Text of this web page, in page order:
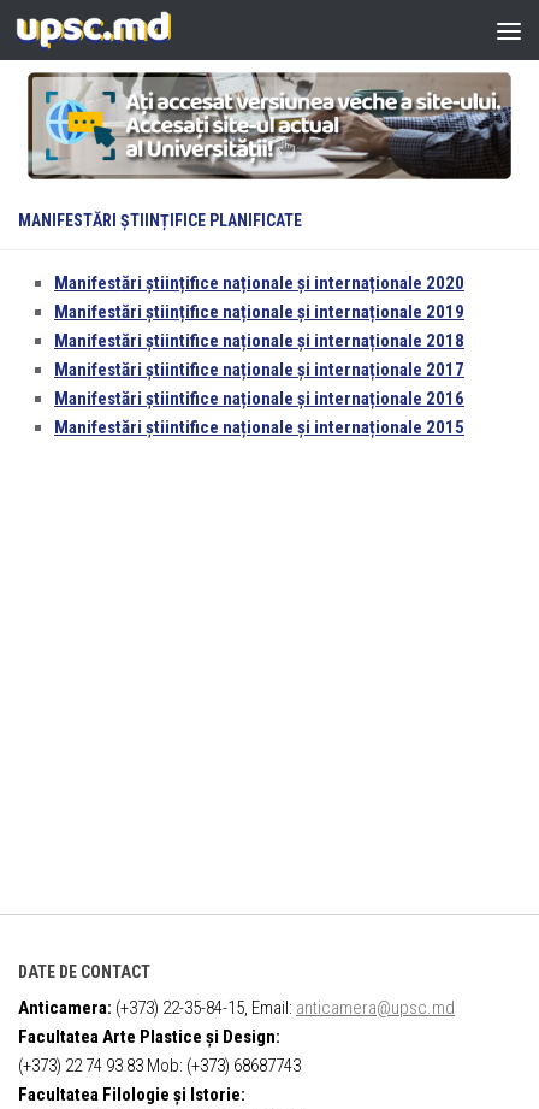
Skip to content
MANIFESTĂRI ȘTIINȚIFICE PLANIFICATE
Manifestări științifice naționale și internaționale 2020
Manifestări științifice naționale și internaționale 2019
Manifestări știintifice naționale și internaționale 2018
Manifestări știintifice naționale și internaționale 2017
Manifestări știintifice naționale și internaționale 2016
Manifestări știintifice naționale și internaționale 2015
DATE DE CONTACT
Anticamera: (+373) 22-35-84-15, Email: anticamera@upsc.md
Facultatea Arte Plastice și Design:
(+373) 22 74 93 83 Mob: (+373) 68687743
Facultatea Filologie și Istorie: